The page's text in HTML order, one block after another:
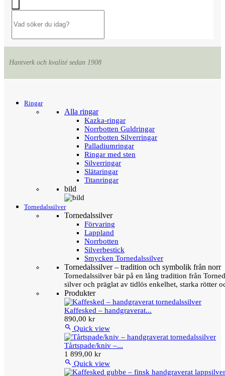
Hantverk och kvalité sedan 1908
Ringar
Alla ringar
Kazka-ringar
Norrbotten Guldringar
Norrbotten Silverringar
Palladiumringar
Ringar med sten
Silverringar
Slätaringar
Titanringar
bild
Tornedalssilver
Tornedalssilver
Förvaring
Lappland
Norrbotten
Silverbestick
Smycken Tornedalssilver
Tornedalssilver – tradition och symbolik från norr
Tornedalssilver bär på en lång tradition från
silver och präglat av tidlös enkelhet, starka rötter
Produkter
Kaffesked – handgraverat...
890,00 kr
 Quick view
Tårtspade/kniv –...
1 899,00 kr
 Quick view